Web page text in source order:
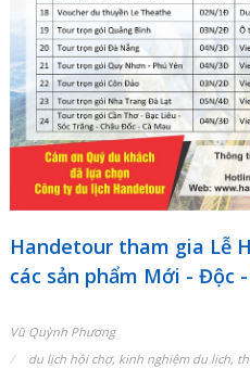
Handetour tham gia Lễ
các sản phẩm Mới - Độc
Vũ Quỳnh Phương
du lịch hội chợ, kinh nghiệm du lịch,